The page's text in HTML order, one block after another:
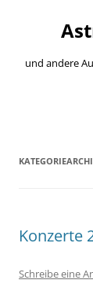
springen
und andere
Konzerte
Schreibe eine